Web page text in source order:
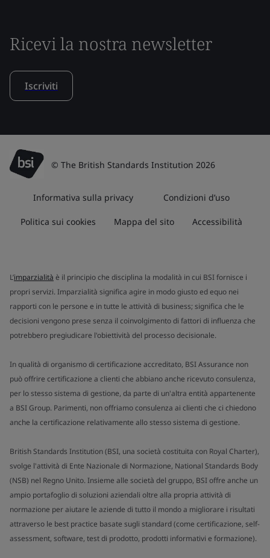
Ricevi la nostra newsletter
Iscriviti
© The British Standards Institution 2026
Informativa sulla privacy Condizioni d’uso
Politica sui cookies Mappa del sito Accessibilità
L’imparzialità è il principio che disciplina la modalità in cui BSI fornisce i
propri servizi. Imparzialità significa agire in modo giusto ed equo nei
rapporti con le persone e in tutte le attività di business; significa che le
decisioni vengono prese senza il coinvolgimento di fattori di influenza che
potrebbero pregiudicare l'obiettività del processo decisionale.
In qualità di organismo di certificazione accreditato, BSI Assurance non
può offrire certificazione a clienti che abbiano anche ricevuto consulenza,
per lo stesso sistema di gestione, da parte di un'altra entità appartenente
a BSI Group. Parimenti, non offriamo consulenza ai clienti che ci chiedono
anche la certificazione relativamente allo stesso sistema di gestione.
British Standards Institution (BSI, una società costituita con Royal Charter),
svolge l'attività di Ente Nazionale di Normazione, National Standards Body
(NSB) nel Regno Unito. Insieme alle società del gruppo, BSI offre anche un
ampio portafoglio di soluzioni aziendali oltre alla propria attività di
normazione per aiutare le aziende di tutto il mondo a migliorare i risultati
attraverso le best practice basate sugli standard (come certificazione, self-
assessment, software, test di prodotto, prodotti informativi e formazione).